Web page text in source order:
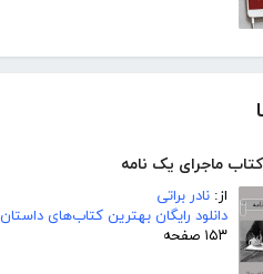
کتاب ماجرای یک نامه
از: نادر براتی
دانلود رایگان بهترین کتاب‌های داستان
۱۵۳ صفحه